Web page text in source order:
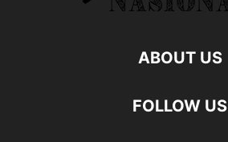
ABOUT US
FOLLOW US